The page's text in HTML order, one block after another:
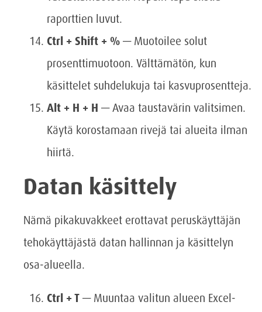
raporttien luvut.
Ctrl + Shift + % — Muotoilee solut
prosenttimuotoon. Välttämätön, kun
käsittelet suhdelukuja tai kasvuprosentteja.
Alt + H + H — Avaa taustavärin valitsimen.
Käytä korostamaan rivejä tai alueita ilman
hiirtä.
Datan käsittely
Nämä pikakuvakkeet erottavat peruskäyttäjän
tehokäyttäjästä datan hallinnan ja käsittelyn
osa-alueella.
Ctrl + T — Muuntaa valitun alueen Excel-